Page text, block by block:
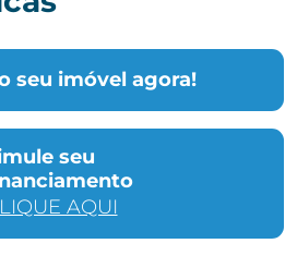
seu imóvel agora!
seu
AQUI